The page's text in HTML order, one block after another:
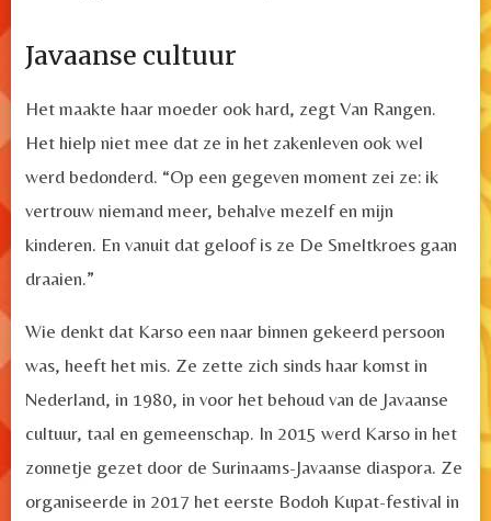
Javaanse cultuur
Het maakte haar moeder ook hard, zegt Van Rangen.
Het hielp niet mee dat ze in het zakenleven ook wel
werd bedonderd. “Op een gegeven moment zei ze: ik
vertrouw niemand meer, behalve mezelf en mijn
kinderen. En vanuit dat geloof is ze De Smeltkroes gaan
draaien.”
Wie denkt dat Karso een naar binnen gekeerd persoon
was, heeft het mis. Ze zette zich sinds haar komst in
Nederland, in 1980, in voor het behoud van de Javaanse
cultuur, taal en gemeenschap. In 2015 werd Karso in het
zonnetje gezet door de Surinaams-Javaanse diaspora. Ze
organiseerde in 2017 het eerste Bodoh Kupat-festival in